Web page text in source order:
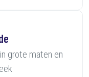
grote maten en